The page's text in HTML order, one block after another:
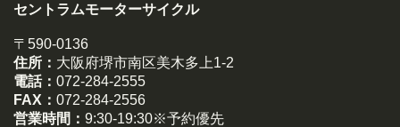
セントラムモーターサイクル
〒590-0136
住所： 大阪府堺市南区美木多上1-2
電話： 072-284-2555
FAX： 072-284-2556
営業時間： 9:30-19:30※予約優先